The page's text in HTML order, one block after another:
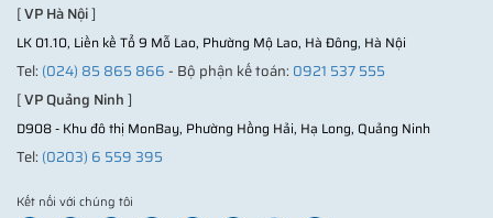
[VP Hà Nội]
LK 01.10, Liền kề Tổ 9 Mỗ Lao, Phường Mộ Lao, Hà Đông, Hà Nội
Tel: (024) 85 865 866- Bộ phận kế toán: 0921 537 555
[VP Quảng Ninh]
D908 - Khu đô thị MonBay, Phường Hồng Hải, Hạ Long, Quảng Ninh
Tel: (0203) 6 559 395
Kết nối với chúng tôi